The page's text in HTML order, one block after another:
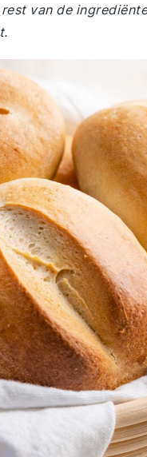
van de